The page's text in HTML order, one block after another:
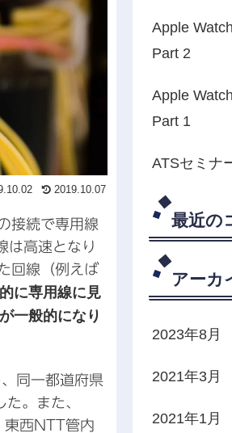
2019.10.07
接続で専用線
は高速となり
回線（例えば
に専用線に見
一般的になり
同一都道府県
。また、
東西NTT管内
Apple
Part 2
Apple
Part 1
ATSセミナ
最近の
アーカ
2023年8月
2021年3月
2021年1月